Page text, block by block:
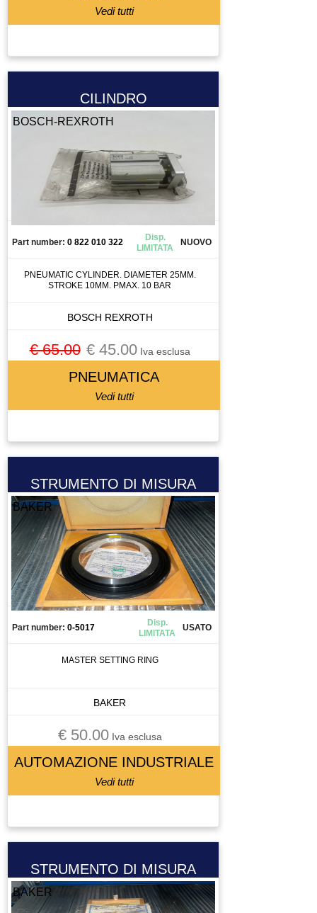
Vedi tutti
CILINDRO
BOSCH-REXROTH
Part number: 0 822 010 322
Disp.
LIMITATA
NUOVO
PNEUMATIC CYLINDER. DIAMETER 25MM.
STROKE 10MM. PMAX. 10 BAR
BOSCH REXROTH
€ 65.00 € 45.00Iva esclusa
PNEUMATICA
Vedi tutti
STRUMENTO DI MISURA
BAKER
Part number: 0-5017
Disp.
LIMITATA
USATO
MASTER SETTING RING
BAKER
€ 50.00Iva esclusa
AUTOMAZIONE INDUSTRIALE
Vedi tutti
STRUMENTO DI MISURA
BAKER